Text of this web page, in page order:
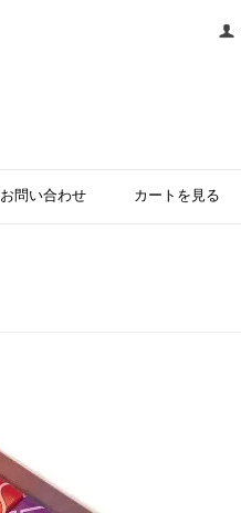
お問い合わせ カートを見る